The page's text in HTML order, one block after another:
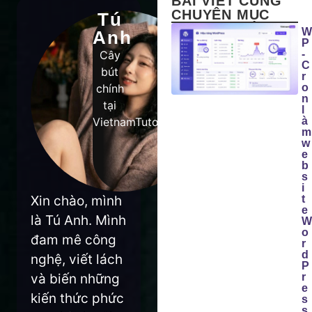
Tú
Anh
Cây
bút
chính
tại
VietnamTutor
Xin chào, mình
là Tú Anh. Mình
đam mê công
nghệ, viết lách
và biến những
kiến thức phức
CHUYÊN MỤC
W
P
-
C
r
o
n
à
m
w
e
b
s
i
t
e
W
o
r
d
P
r
e
s